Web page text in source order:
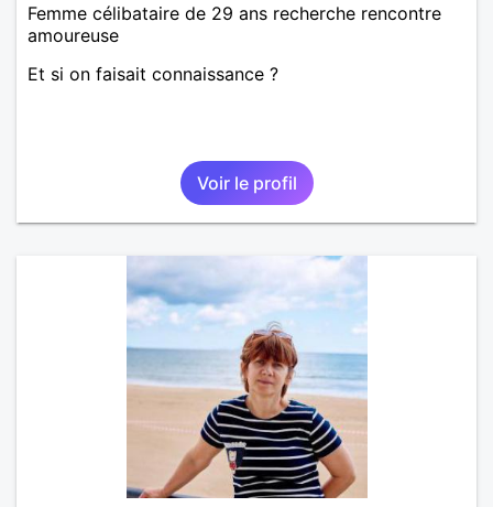
Femme célibataire de 29 ans recherche rencontre
amoureuse
Et si on faisait connaissance ?
Voir le profil